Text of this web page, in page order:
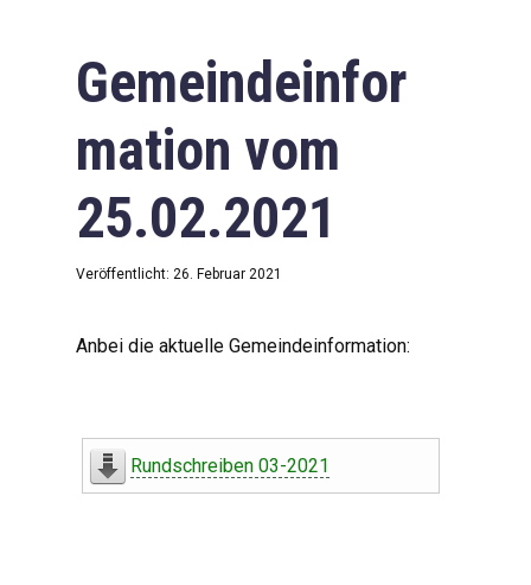
Downloads
Impressum
Datenschutzerklärung
Gemeindeinfor
mation vom
25.02.2021
Veröffentlicht: 26. Februar 2021
Anbei die aktuelle Gemeindeinformation:
Rundschreiben 03-2021